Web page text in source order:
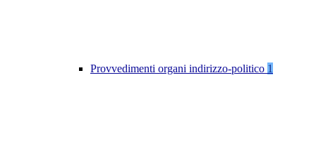
Provvedimenti organi indirizzo-politico 1